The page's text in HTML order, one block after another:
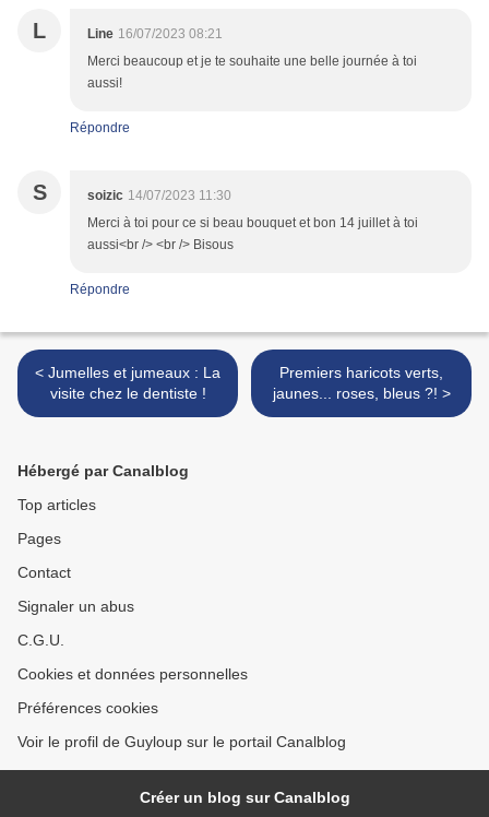
L Line 16/07/2023 08:21
Merci beaucoup et je te souhaite une belle journée à toi
aussi!
Répondre
S soizic 14/07/2023 11:30
Merci à toi pour ce si beau bouquet et bon 14 juillet à toi
aussi<br /> <br /> Bisous
Répondre
< Jumelles et jumeaux : La
visite chez le dentiste !
Premiers haricots verts,
jaunes... roses, bleus ?! >
Hébergé par Canalblog
Top articles
Pages
Contact
Signaler un abus
C.G.U.
Cookies et données personnelles
Préférences cookies
Voir le profil de Guyloup sur le portail Canalblog
Créer un blog sur Canalblog